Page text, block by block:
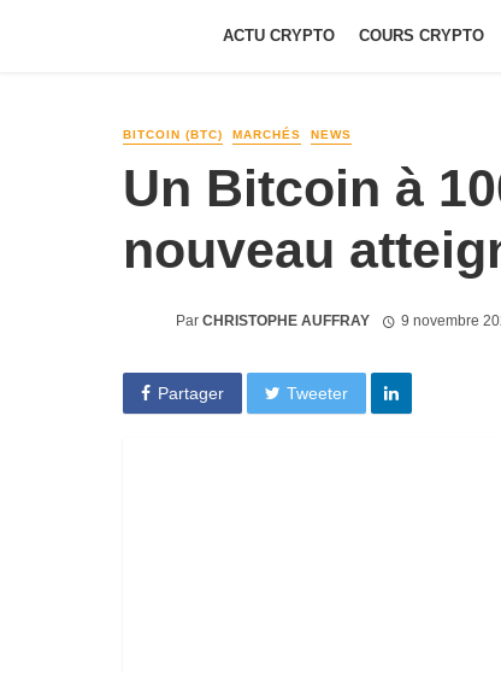
ACTU CRYPTO COURS CRYPTO
BITCOIN (BTC) MARCHÉS NEWS
Un Bitcoin à
nouveau
Par CHRISTOPHE AUFFRAY 9 novembre
Partager Tweeter